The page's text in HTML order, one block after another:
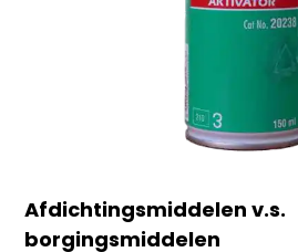
Afdichtingsmiddelen v.s.
borgingsmiddelen